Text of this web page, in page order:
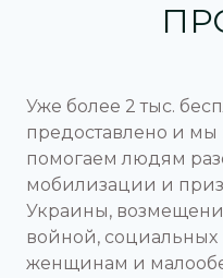
Уже более 2 тыс.
предоставлено и мы
помогаем людям
мобилизации и
Украины,
войной, социальных
женщинам и